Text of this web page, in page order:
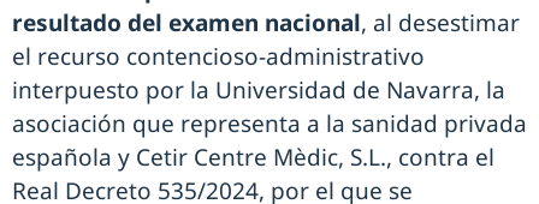
resultado del examen nacional, al desestimar
el recurso contencioso-administrativo
interpuesto por la Universidad de Navarra, la
asociación que representa a la sanidad privada
española y Cetir Centre Mèdic, S.L., contra el
Real Decreto 535/2024, por el que se